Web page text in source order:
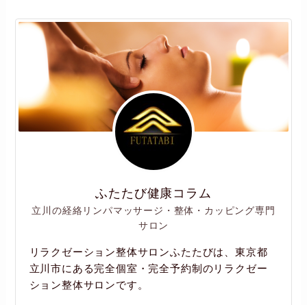
ふたたび健康コラム
立川の経絡リンパマッサージ・整体・カッピング専門
サロン
リラクゼーション整体サロンふたたびは、東京都
立川市にある完全個室・完全予約制のリラクゼー
ション整体サロンです。